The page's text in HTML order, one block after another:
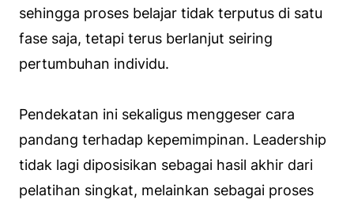
sehingga proses belajar tidak terputus di satu
fase saja, tetapi terus berlanjut seiring
pertumbuhan individu.
Pendekatan ini sekaligus menggeser cara
pandang terhadap kepemimpinan. Leadership
tidak lagi diposisikan sebagai hasil akhir dari
pelatihan singkat, melainkan sebagai proses